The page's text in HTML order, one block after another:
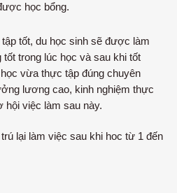
học bổng.
tốt, du học sinh sẽ được làm
trong lúc học và sau khi tốt
vừa thực tập đúng chuyên
lương cao, kinh nghiệm thực
hội việc làm sau này.
lại làm việc sau khi hoc từ 1 đến